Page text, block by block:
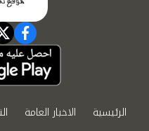
الرئيسية الاخبار العامة